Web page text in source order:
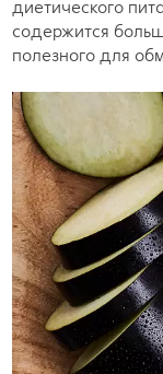
диетического
содержится
полезного для